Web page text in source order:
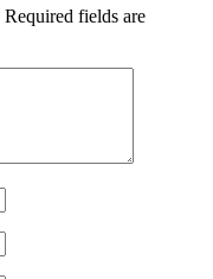
Required fields are